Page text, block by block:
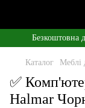
Безкоштовна
Каталог Меблі
✅
Halmar